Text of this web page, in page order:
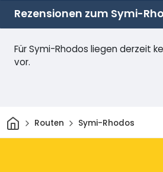
Rezensionen zum Symi-
Für Symi-Rhodos liegen derzeit
vor.
HeimRouten Symi-Rhodos